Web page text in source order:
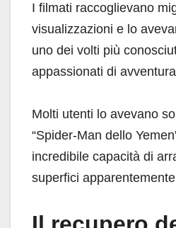
I filmati raccoglievano
visualizzazioni e lo
uno dei volti più
appassionati di
Molti utenti lo avevano
“Spider-Man dello
incredibile capacità di
superfici